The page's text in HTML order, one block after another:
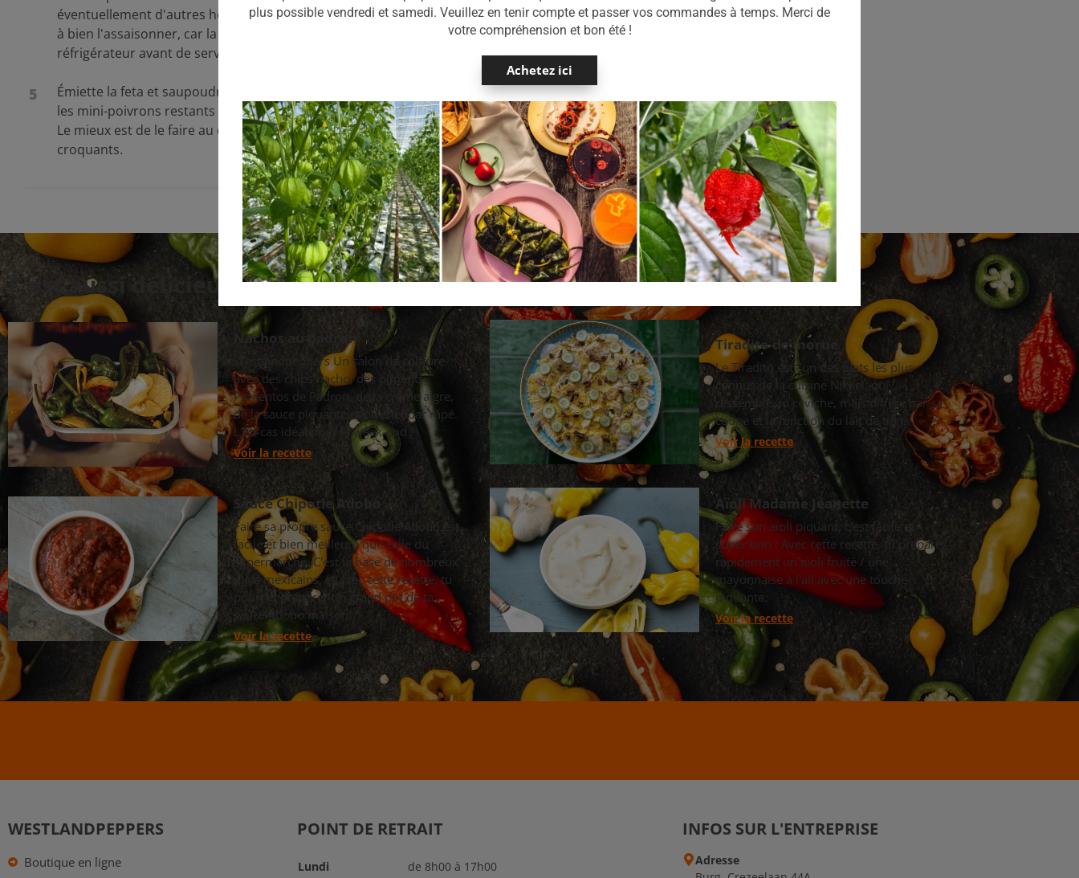
éventuellement d'autres herbes, comme la coriandre. N'hésite pas
à bien l'assaisonner, car la soupe sera servie froide. Garde au
réfrigérateur avant de servir.
5
Émiette la feta et saupoudre-la sur la soupe. Décore la soupe avec
les mini-poivrons restants et éventuellement un peu de coriandre.
Le mieux est de le faire au dernier moment, ainsi ils resteront bien
croquants.
C'est aussi délicieux !
Nachos au padron
Westlandpeppers Un salon de coiffure
avec des chips nacho, des piments
Pimientos de Padron, de la crème aigre,
de la sauce piquante et du cheddar râpé.
L'en-cas idéal pour le week-end !
Voir la recette
Tiradito de morue
Le Tiradito est l'un des plats les plus
connus de la cuisine Nikkei, qui
ressemble au ceviche, mais diffère par sa
coupe et la fonction du lait de tigre.
Voir la recette
Sauce Chipotle Adobo
Faire sa propre sauce Chipotle Adobo est
facile et bien meilleure que celle du
supermarché. C'est la base de nombreux
plats mexicains, et avec cette recette, tu
pourras préparer un grand pot de ta
sauce Adobo maison.
Voir la recette
Aïoli Madame Jeanette
Faire son aïoli piquant, c'est facile et
super bon ! Avec cette recette, tu prépares
rapidement un aïoli fruité / une
mayonnaise à l'ail avec une touche
piquante.
Voir la recette
WESTLANDPEPPERS
Boutique en ligne
POINT DE RETRAIT
Lundi de 8h00 à 17h00
INFOS SUR L'ENTREPRISE
Adresse
plus possible vendredi et samedi. Veuillez en tenir compte et passer vos commandes à temps. Merci de
votre compréhension et bon été !
Achetez ici